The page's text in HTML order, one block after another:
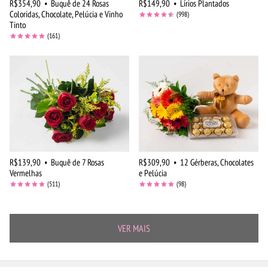
R$354,90 • Buquê de 24 Rosas
Coloridas, Chocolate, Pelúcia e Vinho
Tinto
(161)
R$149,90 • Lírios Plantados
(998)
R$139,90 • Buquê de 7 Rosas
Vermelhas
(511)
R$309,90 • 12 Gérberas, Chocolates
e Pelúcia
(98)
VER MAIS